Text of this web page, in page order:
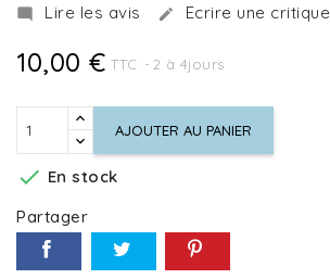
 Lire les avis  Ecrire une critique
10,00 € TTC 2 à 4jours
AJOUTER AU PANIER
 En stock
Partager